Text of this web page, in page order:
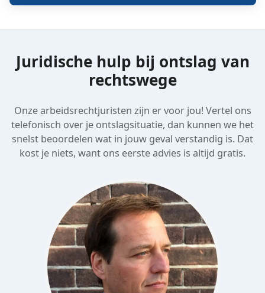
Juridische hulp bij ontslag van
rechtswege
Onze arbeidsrechtjuristen zijn er voor jou! Vertel ons
telefonisch over je ontslagsituatie, dan kunnen we het
snelst beoordelen wat in jouw geval verstandig is. Dat
kost je niets, want ons eerste advies is altijd gratis.